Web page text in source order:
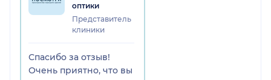
оптики
Представитель
клиники
Спасибо за отзыв!
Очень приятно, что вы